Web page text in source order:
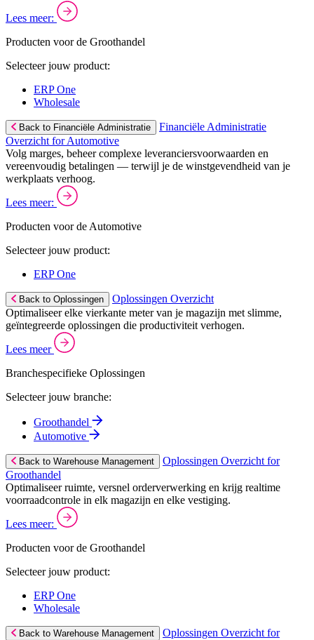
Lees meer:
Producten voor de Groothandel
Selecteer jouw product:
ERP One
Wholesale
Back to Financiële Administratie
Financiële Administratie
Overzicht for Automotive
Volg marges, beheer complexe leveranciersvoorwaarden en
vereenvoudig betalingen — terwijl je de winstgevendheid van je
werkplaats verhoog.
Lees meer:
Producten voor de Automotive
Selecteer jouw product:
ERP One
Back to Oplossingen
Oplossingen Overzicht
Optimaliseer elke vierkante meter van je magazijn met slimme,
geïntegreerde oplossingen die productiviteit verhogen.
Lees meer
Branchespecifieke Oplossingen
Selecteer jouw branche:
Groothandel
Automotive
Back to Warehouse Management
Oplossingen Overzicht for
Groothandel
Optimaliseer ruimte, versnel orderverwerking en krijg realtime
voorraadcontrole in elk magazijn en elke vestiging.
Lees meer:
Producten voor de Groothandel
Selecteer jouw product:
ERP One
Wholesale
Back to Warehouse Management
Oplossingen Overzicht for